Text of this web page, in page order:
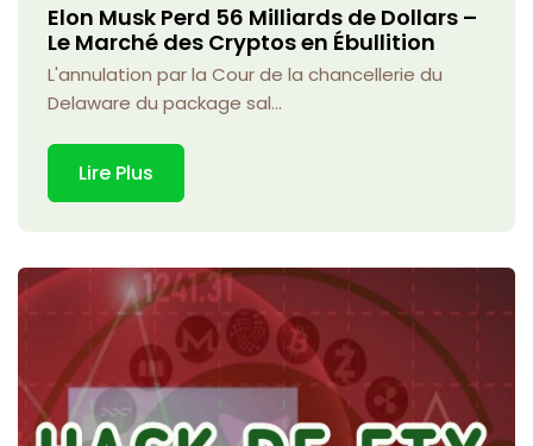
Elon Musk Perd 56 Milliards de Dollars –
Le Marché des Cryptos en Ébullition
L'annulation par la Cour de la chancellerie du
Delaware du package sal...
Lire Plus